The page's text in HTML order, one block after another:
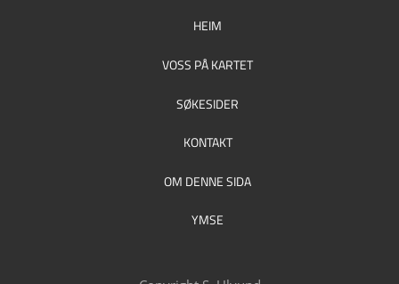
HEIM
VOSS PÅ KARTET
SØKESIDER
KONTAKT
OM DENNE SIDA
YMSE